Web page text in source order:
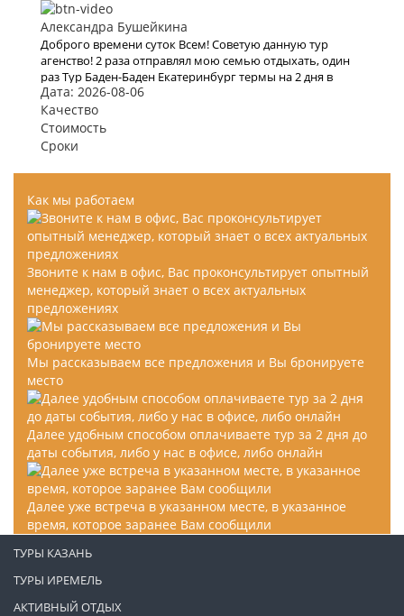
Александра Бушейкина
Доброго времени суток Всем! Советую данную тур
агенство! 2 раза отправлял мою семью отдыхать, один
раз Тур Баден-Баден Екатеринбург термы на 2 дня в
начале 2020 года, и второй раз решили полететь на
моря а именно в Турцию, все понравилось, буду
рекомендовать.
Дата: 2026-08-06
Качество
Стоимость
Сроки
Как мы работаем
Звоните к нам в офис, Вас проконсультирует опытный
менеджер, который знает о всех актуальных
предложениях
Мы рассказываем все предложения и Вы бронируете
место
Далее удобным способом оплачиваете тур за 2 дня до
даты события, либо у нас в офисе, либо онлайн
Далее уже встреча в указанном месте, в указанное
время, которое заранее Вам сообщили
ТУРЫ КАЗАНЬ
ТУРЫ ИРЕМЕЛЬ
АКТИВНЫЙ ОТДЫХ